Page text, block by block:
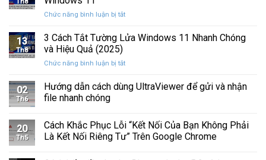
Cứng
Hỏng
Hình
Giác
Trên
C
Th8
Chức năng bình luận bị tắtở
Sửa
Âm
Khi
11
13
Th8
3 Cách Tắt Tường Lửa Windows 11 Nhanh Chóng
và Hiệu Quả (2025)
Chức năng bình luận bị tắtở
Cách
Tắt
Windows
11
02
Th6
Hướng dẫn cách dùng UltraViewer để gửi và nhận
file nhanh chóng
20
Th5
Cách Khắc Phục Lỗi “Kết Nối Của Bạn Không Phải
Là Kết Nối Riêng Tư” Trên Google Chrome